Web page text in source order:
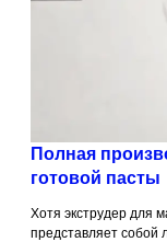
Полная
готовой пасты
Хотя экструдер для
представляет собой